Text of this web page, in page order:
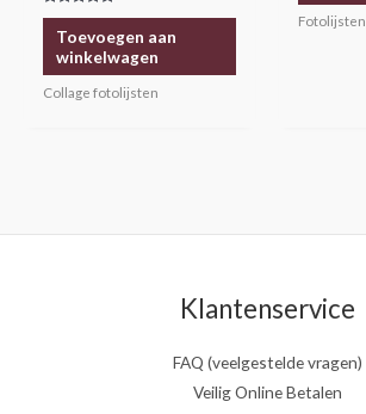
Gewaardeerd
5.00
uit 5Toevoegen aan
winkelwagen
Collage fotolijsten
Fotolijsten
Klantenservice
FAQ (veelgestelde vragen)
Veilig Online Betalen